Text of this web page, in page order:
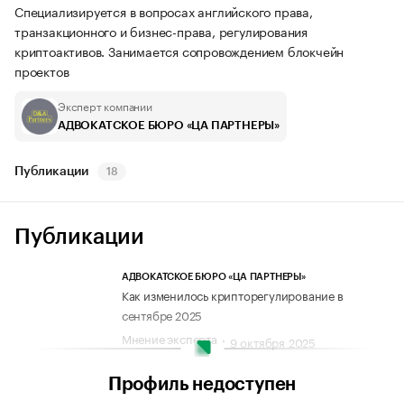
Специализируется в вопросах английского права,
транзакционного и бизнес-права, регулирования
криптоактивов. Занимается сопровождением блокчейн
проектов
Эксперт компании
АДВОКАТСКОЕ БЮРО «ЦА ПАРТНЕРЫ»
Публикации 18
Публикации
АДВОКАТСКОЕ БЮРО «ЦА ПАРТНЕРЫ»
Как изменилось крипторегулирование в
сентябре 2025
Мнение эксперта
9 октября 2025
Профиль недоступен